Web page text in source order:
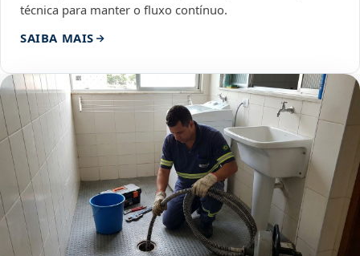
técnica para manter o fluxo contínuo.
SAIBA MAIS